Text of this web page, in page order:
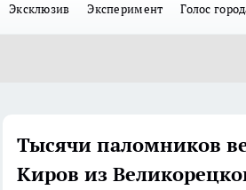
Эксклюзив Эксперимент Голос
Тысячи паломников
Киров из